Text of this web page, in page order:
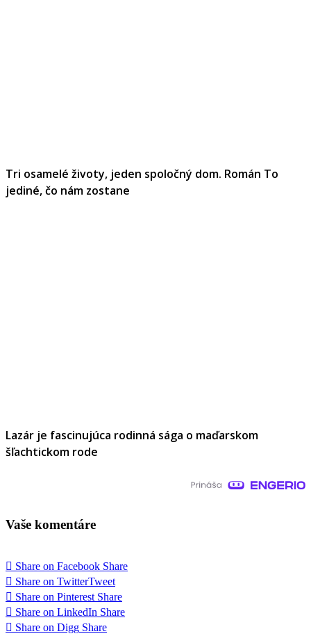
Tri osamelé životy, jeden spoločný dom. Román To
jediné, čo nám zostane
Lazár je fascinujúca rodinná sága o maďarskom
šľachtickom rode
Vaše komentáre
Share on Facebook Share
Share on TwitterTweet
Share on Pinterest Share
Share on LinkedIn Share
Share on Digg Share